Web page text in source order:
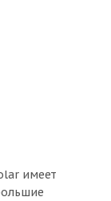
имеет